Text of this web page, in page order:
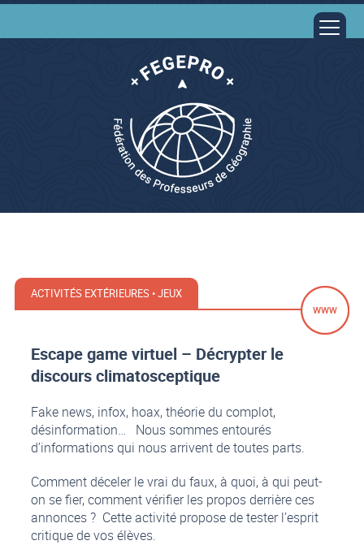
ACTIVITÉS EXTÉRIEURES • JEUX
Escape game virtuel – Décrypter le
discours climatosceptique
Fake news, infox, hoax, théorie du complot,
désinformation… Nous sommes entourés
d’informations qui nous arrivent de toutes parts.
Comment déceler le vrai du faux, à quoi, à qui peut-
on se fier, comment vérifier les propos derrière ces
annonces ? Cette activité propose de tester l’esprit
critique de vos élèves.